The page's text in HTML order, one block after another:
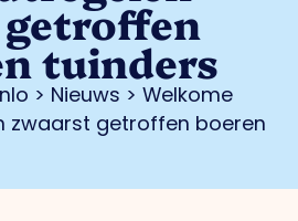
tuinders
> Nieuws > Welkome
zwaarst getroffen boeren